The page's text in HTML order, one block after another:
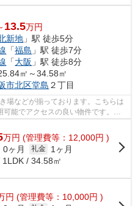
13.5万円
新地 」駅 徒歩5分
「福島 」駅 徒歩7分
「大阪 」駅 徒歩8分
㎡～34.58㎡
市北区堂島 ２丁目
場などが揃っております。こちらは
能でアクセスの良い物件です。こ
万円 (管理費等：12,000円 )
0ヶ月 礼金
1ヶ月
1LDK / 34.58㎡
円 (管理費等：10,000円 )